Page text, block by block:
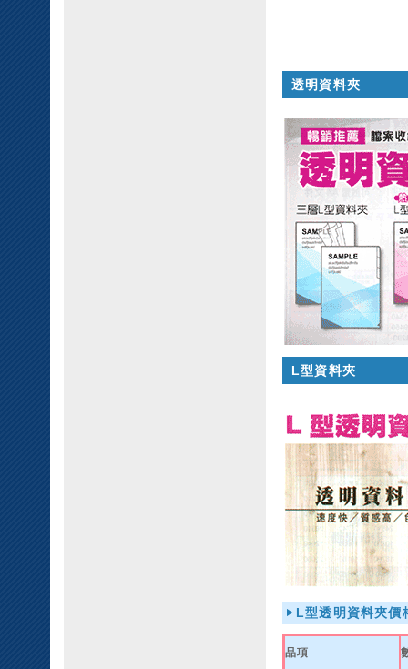
透明資料夾
L型資料夾
L型透明資料夾價
品項